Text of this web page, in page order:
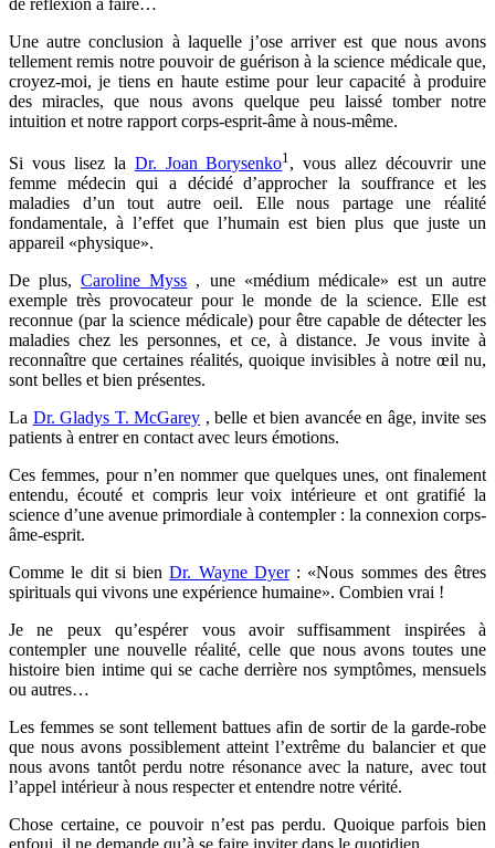
Une autre conclusion à laquelle j’ose arriver est que nous avons
tellement remis notre pouvoir de guérison à la science médicale que,
croyez-moi, je tiens en haute estime pour leur capacité à produire
des miracles, que nous avons quelque peu laissé tomber notre
intuition et notre rapport corps-esprit-âme à nous-même.
Si vous lisez la Dr. Joan Borysenko1 , vous allez découvrir une
femme médecin qui a décidé d’approcher la souffrance et les
maladies d’un tout autre oeil. Elle nous partage une réalité
fondamentale, à l’effet que l’humain est bien plus que juste un
appareil «physique».
De plus,Caroline Myss , une «médium médicale» est un autre
exemple très provocateur pour le monde de la science. Elle est
reconnue (par la science médicale) pour être capable de détecter les
maladies chez les personnes, et ce, à distance. Je vous invite à
reconnaître que certaines réalités, quoique invisibles à notre œil nu,
sont belles et bien présentes.
La Dr. Gladys T. McGarey , belle et bien avancée en âge, invite ses
patients à entrer en contact avec leurs émotions.
Ces femmes, pour n’en nommer que quelques unes, ont finalement
entendu, écouté et compris leur voix intérieure et ont gratifié la
science d’une avenue primordiale à contempler : la connexion corps-
âme-esprit.
Comme le dit si bienDr. Wayne Dyer: «Nous sommes des êtres
spirituals qui vivons une expérience humaine». Combien vrai !
Je ne peux qu’espérer vous avoir suffisamment inspirées à
contempler une nouvelle réalité, celle que nous avons toutes une
histoire bien intime qui se cache derrière nos symptômes, mensuels
ou autres…
Les femmes se sont tellement battues afin de sortir de la garde-robe
que nous avons possiblement atteint l’extrême du balancier et que
nous avons tantôt perdu notre résonance avec la nature, avec tout
l’appel intérieur à nous respecter et entendre notre vérité.
Chose certaine, ce pouvoir n’est pas perdu. Quoique parfois bien